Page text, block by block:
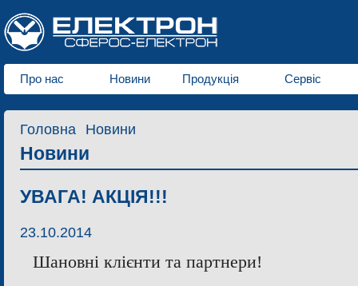
Про нас Новини Продукція Сервіс
Головна Новини
Новини
УВАГА! АКЦІЯ!!!
23.10.2014
Шановні клієнти та партнери!